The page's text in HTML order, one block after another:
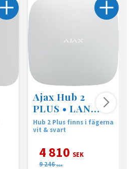
Ajax Hub 2
PLUS • LAN
WiFi
Hub 2 Plus finns i fägerna
vit & svart
4 810 SEK
9 246 SEK